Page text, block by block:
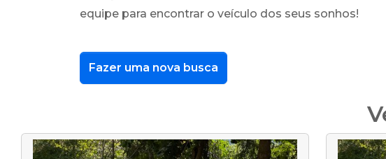
equipe para encontrar o veículo dos seus sonhos!
Fazer uma nova busca